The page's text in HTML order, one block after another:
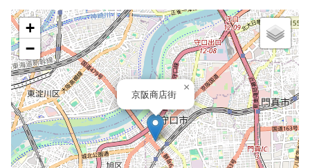
京阪商店街
×
+
−